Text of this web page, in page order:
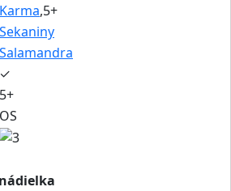
Karma,5+
Sekaniny
Salamandra
✓
5+
OS